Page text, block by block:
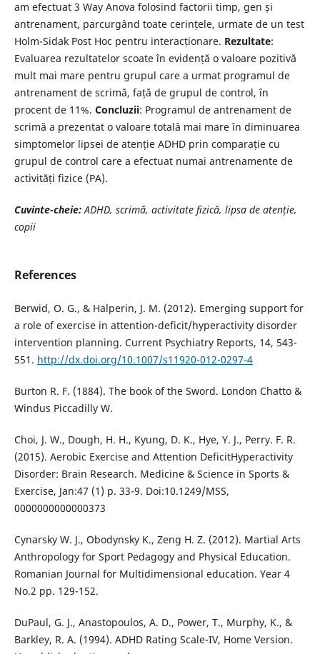
am efectuat 3 Way Anova folosind factorii timp, gen și
antrenament, parcurgând toate cerințele, urmate de un test
Holm-Sidak Post Hoc pentru interacționare. Rezultate:
Evaluarea rezultatelor scoate în evidență o valoare pozitivă
mult mai mare pentru grupul care a urmat programul de
antrenament de scrimă, față de grupul de control, în
procent de 11%. Concluzii: Programul de antrenament de
scrimă a prezentat o valoare totală mai mare în diminuarea
simptomelor lipsei de atenție ADHD prin comparație cu
grupul de control care a efectuat numai antrenamente de
activități fizice (PA).
Cuvinte-cheie:ADHD, scrimă, activitate fizică, lipsa de atenție,
copii
References
Berwid, O. G., & Halperin, J. M. (2012). Emerging support for
a role of exercise in attention-deficit/hyperactivity disorder
intervention planning. Current Psychiatry Reports, 14, 543-
551. http://dx.doi.org/10.1007/s11920-012-0297-4
Burton R. F. (1884). The book of the Sword. London Chatto &
Windus Piccadilly W.
Choi, J. W., Dough, H. H., Kyung, D. K., Hye, Y. J., Perry. F. R.
(2015). Aerobic Exercise and Attention DeficitHyperactivity
Disorder: Brain Research. Medicine & Science in Sports &
Exercise, Jan:47 (1) p. 33-9. Doi:10.1249/MSS,
0000000000000373
Cynarsky W. J., Obodynsky K., Zeng H. Z. (2012). Martial Arts
Anthropology for Sport Pedagogy and Physical Education.
Romanian Journal for Multidimensional education. Year 4
No.2 pp. 129-152.
DuPaul, G. J., Anastopoulos, A. D., Power, T., Murphy, K., &
Barkley, R. A. (1994). ADHD Rating Scale-IV, Home Version.